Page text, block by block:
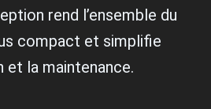
rend l’ensemble du
compact et simplifie
et la maintenance.